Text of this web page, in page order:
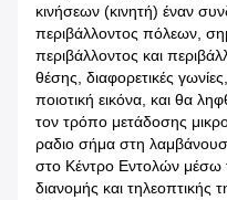
κινήσεων (κινητή) έναν
περιβάλλοντος πόλεων,
περιβάλλοντος και
θέσης, διαφορετικές
ποιοτική εικόνα, και θα
τον τρόπο μετάδοσης
ραδιο σήμα στη
στο Κέντρο Εντολών μέσω
διανομής και τηλεοπτικής